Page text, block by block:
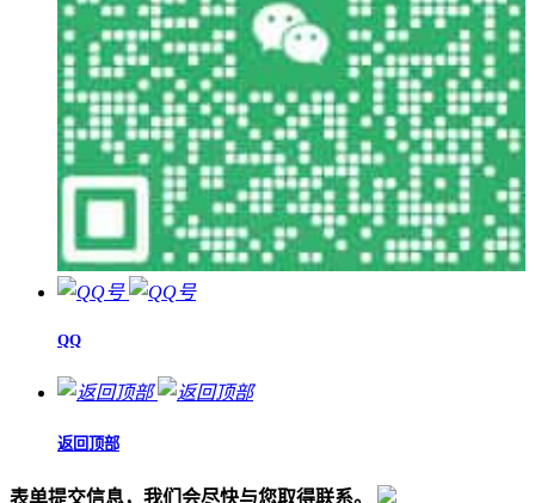
QQ
返回顶部
表单提交信息，我们会尽快与您取得联系。